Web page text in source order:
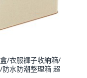
/衣服褲子收納箱/
水防潮整理箱 超